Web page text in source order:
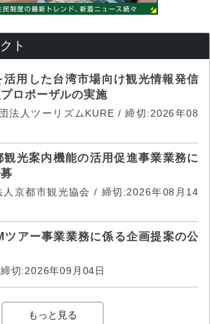
ト
用した台湾市場向け観光情報発信
ロポーザルの実施
法人ツーリズムKURE / 締切:2026年08
光案内機能の活用促進事業業務に
人京都市観光協会 / 締切:2026年08月14
ツアー事業業務に係る企画提案の公
切:2026年09月04日
もっと見る